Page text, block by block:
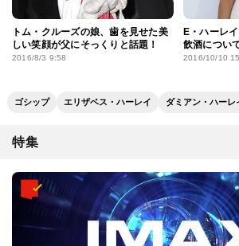
トム・クルーズの娘、歯を見せた美
しい笑顔が父にそっくりと話題！
2016/8/3 9:58
E・ハーレ
飲酒につい
2016/10/10
ゴシップ エリザベス・ハーレイ ダミアン・ハーレ
特集